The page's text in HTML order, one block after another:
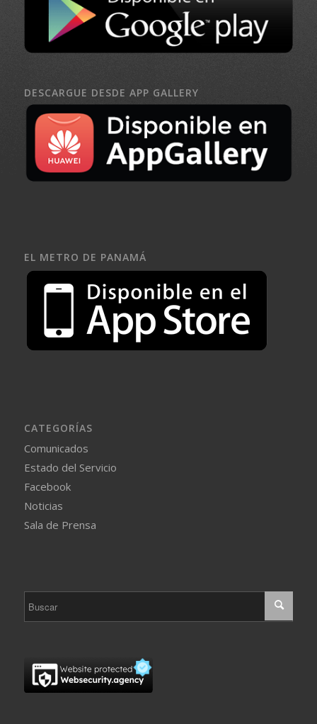
DESCARGUE DESDE APP GALLERY
EL METRO DE PANAMÁ
CATEGORÍAS
Comunicados
Estado del Servicio
Facebook
Noticias
Sala de Prensa